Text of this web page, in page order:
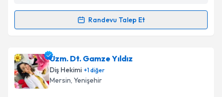
Takvim Talebini Gönder
Randevu Talep Et
Randevu Takvimi Talebi
Dt. Özlem Akkızoğluiçin randevu takvimi talebi
oluşturun. Size bu uzmandan randevu almanız için bir
takvim hazırlandığında e-posta ile bilgilendireceğiz.
Uzm. Dt. Gamze Yıldız
Diş Hekimi +1diğer
Mersin, Yenişehir